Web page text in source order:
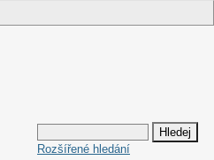
Rozšířené hledání